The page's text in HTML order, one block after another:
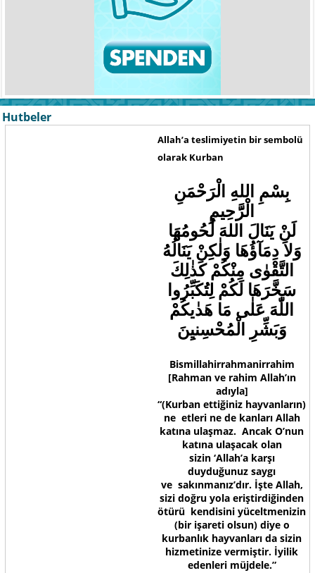
Hutbeler
Allah’a teslimiyetin bir sembolü
olarak Kurban
بِسْمِ اللهِ الْرَحْمَنِ
الْرََّحِيمِ
لَنْ يَنَالَ اللهَ لُحُومُهَا
وَلاَ دِمَاؤُهَا وَلٰكِنْ يَنَالُهُ
التَّقْوٰى مِنْكُمْ كَذٰلِكَ
سَخَّرَهَا لَكُمْ لِتُكَبِّرُوا
اللّٰهَ عَلٰى مَا هَدٰيكُمْ
وَبَشِّرِ الْمُحْسِنيِنَ
Bismillahirrahmanirrahim
[Rahman ve rahim Allah’ın
adıyla]
“(Kurban ettiğiniz hayvanların)
ne etleri ne de kanları Allah
katına ulaşmaz. Ancak O’nun
katına ulaşacak olan
sizin ‘Allah’a karşı
duyduğunuz saygı
ve sakınmanız’dır. İşte Allah,
sizi doğru yola eriştirdiğinden
ötürü kendisini yüceltmenizin
(bir işareti olsun) diye o
kurbanlık hayvanları da sizin
hizmetinize vermiştir. İyilik
edenleri müjdele.”